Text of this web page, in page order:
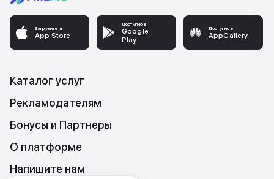
Загрузите в
App Store
Доступно в
Google
Play
Доступно в
AppGallery
Каталог услуг
Рекламодателям
Бонусы и Партнеры
О платформе
Напишите нам